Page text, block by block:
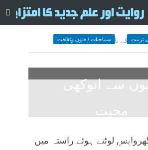
اولاد کے ناموں سے انوکھی محبت
تربیت سماجیات / فنون وثقافت
سے انوکھی
محبت
19 منٹ چاہیں
لوٹتے ہوئے راستہ میں